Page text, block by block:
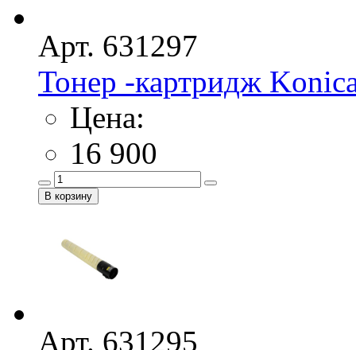
Арт. 631297
Тонер -картридж
Цена:
16 900
Арт. 631295